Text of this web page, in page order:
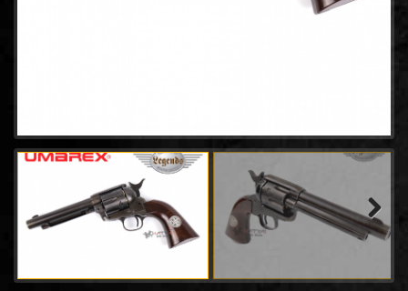
- UMAREX(45)
(34)
- CHIAPPA RHINO(2)
- Snow Wolf (0)
- PROFORCE(7)
Next